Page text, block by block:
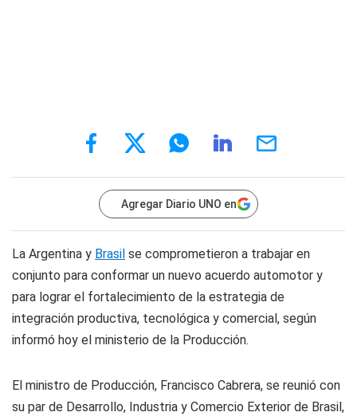
Agregar Diario UNO en
La Argentina y Brasil se comprometieron a trabajar en
conjunto para conformar un nuevo acuerdo automotor y
para lograr el fortalecimiento de la estrategia de
integración productiva, tecnológica y comercial, según
informó hoy el ministerio de la Producción.
El ministro de Producción, Francisco Cabrera, se reunió con
su par de Desarrollo, Industria y Comercio Exterior de Brasil,